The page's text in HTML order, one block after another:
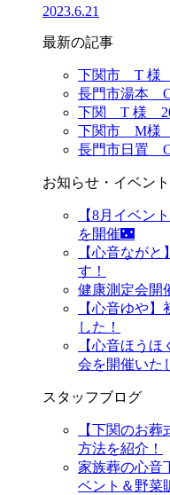
2023.6.21
最新の記事
下関市 T 様
長門市湯本
下関 T 様
下関市 M様
長門市日置
お知らせ・イベント
【8月イベン
を開催🌃
【心音なが
す！
健康測定会開
【心音ゆや
した！
【心音ほう
会を開催いた
スタッフブログ
【下関のお
方法を紹介！
家族葬の心音
ベント＆野菜